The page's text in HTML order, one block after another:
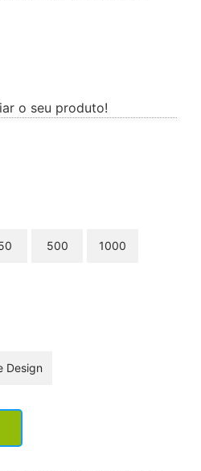
o seu produto!
500 1000
Design